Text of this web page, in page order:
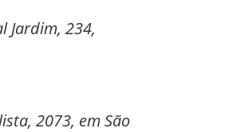
Jardim, 234,
2073, em São